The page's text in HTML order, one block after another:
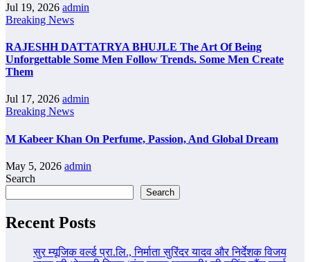
Jul 19, 2026 admin
Breaking News
RAJESHH DATTATRYA BHUJLE The Art Of Being
Unforgettable Some Men Follow Trends. Some Men Create
Them
Jul 17, 2026 admin
Breaking News
M Kabeer Khan On Perfume, Passion, And Global Dream
May 5, 2026 admin
Search
Search
Recent Posts
सुर म्यूजिक वर्ल्ड प्रा.लि., निर्माता सुरिंदर यादव और निर्देशक विजय